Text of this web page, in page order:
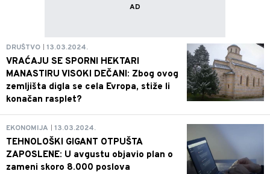
DRUŠTVO 13.03.2024.
VRAĆAJU SE SPORNI HEKTARI
MANASTIRU VISOKI DEČANI: Zbog ovog
zemljišta digla se cela Evropa, stiže li
konačan rasplet?
EKONOMIJA 13.03.2024.
TEHNOLOŠKI GIGANT OTPUŠTA
ZAPOSLENE: U avgustu objavio plan o
zameni skoro 8.000 poslova